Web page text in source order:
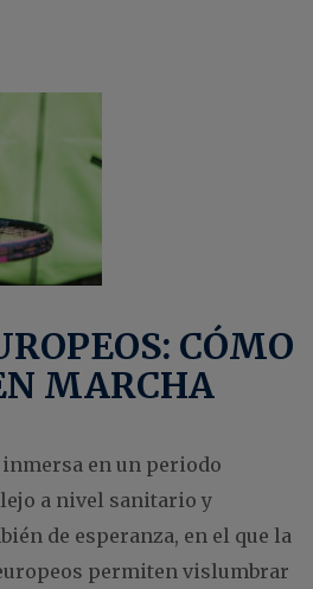
CÓMO
MARCHA
en un periodo
a nivel sanitario y
de esperanza, en el que la
permiten vislumbrar